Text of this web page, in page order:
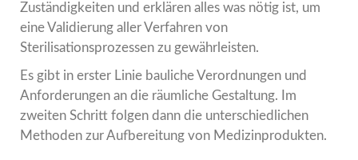
Zuständigkeiten und erklären alles was nötig ist, um
eine Validierung aller Verfahren von
Sterilisationsprozessen zu gewährleisten.
Es gibt in erster Linie bauliche Verordnungen und
Anforderungen an die räumliche Gestaltung. Im
zweiten Schritt folgen dann die unterschiedlichen
Methoden zur Aufbereitung von Medizinprodukten.